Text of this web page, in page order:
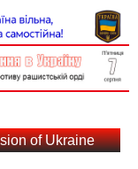
of Ukraine